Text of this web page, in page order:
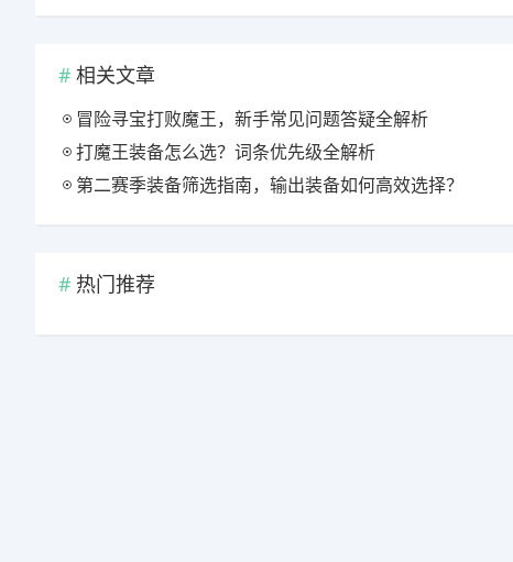
相关文章
冒险寻宝打败魔王，新手常见问题答疑全解析
打魔王装备怎么选？词条优先级全解析
第二赛季装备筛选指南，输出装备如何高效选择？
热门推荐